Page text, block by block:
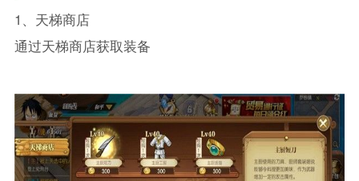
1、天梯商店
通过天梯商店获取装备